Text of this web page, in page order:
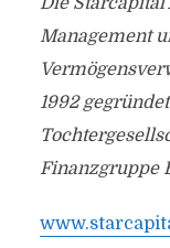
Management
1992
Finanzgruppe